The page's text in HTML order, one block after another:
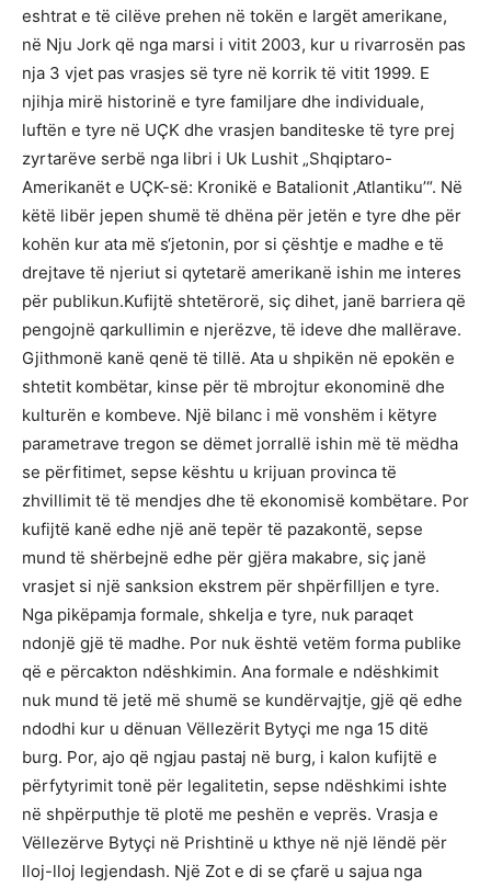
eshtrat e të cilëve prehen në tokën e largët amerikane,
në Nju Jork që nga marsi i vitit 2003, kur u rivarrosën pas
nja 3 vjet pas vrasjes së tyre në korrik të vitit 1999. E
njihja mirë historinë e tyre familjare dhe individuale,
luftën e tyre në UÇK dhe vrasjen banditeske të tyre prej
zyrtarëve serbë nga libri i Uk Lushit „Shqiptaro-
Amerikanët e UÇK-së: Kronikë e Batalionit ‚Atlantiku’“. Në
këtë libër jepen shumë të dhëna për jetën e tyre dhe për
kohën kur ata më s‘jetonin, por si çështje e madhe e të
drejtave të njeriut si qytetarë amerikanë ishin me interes
për publikun.Kufijtë shtetërorë, siç dihet, janë barriera që
pengojnë qarkullimin e njerëzve, të ideve dhe mallërave.
Gjithmonë kanë qenë të tillë. Ata u shpikën në epokën e
shtetit kombëtar, kinse për të mbrojtur ekonominë dhe
kulturën e kombeve. Një bilanc i më vonshëm i këtyre
parametrave tregon se dëmet jorrallë ishin më të mëdha
se përfitimet, sepse kështu u krijuan provinca të
zhvillimit të të mendjes dhe të ekonomisë kombëtare. Por
kufijtë kanë edhe një anë tepër të pazakontë, sepse
mund të shërbejnë edhe për gjëra makabre, siç janë
vrasjet si një sanksion ekstrem për shpërfilljen e tyre.
Nga pikëpamja formale, shkelja e tyre, nuk paraqet
ndonjë gjë të madhe. Por nuk është vetëm forma publike
që e përcakton ndëshkimin. Ana formale e ndëshkimit
nuk mund të jetë më shumë se kundërvajtje, gjë që edhe
ndodhi kur u dënuan Vëllezërit Bytyçi me nga 15 ditë
burg. Por, ajo që ngjau pastaj në burg, i kalon kufijtë e
përfytyrimit tonë për legalitetin, sepse ndëshkimi ishte
në shpërputhje të plotë me peshën e veprës. Vrasja e
Vëllezërve Bytyçi në Prishtinë u kthye në një lëndë për
lloj-lloj legjendash. Një Zot e di se çfarë u sajua nga